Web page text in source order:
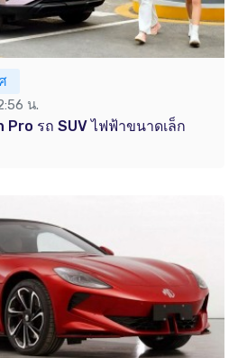
น.
Pro รถ SUV ไฟฟ้าขนาดเล็ก